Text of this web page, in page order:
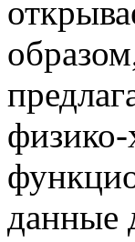
физико-
данные